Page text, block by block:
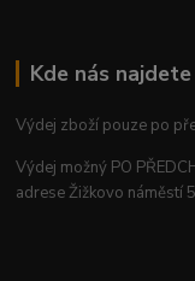
Kde nás najdete
Výdej zboží pouze po
Výdej možný PO
adrese Žižkovo náměstí